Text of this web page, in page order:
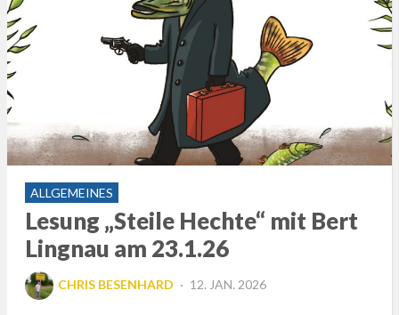
ALLGEMEINES
Lesung „Steile Hechte“ mit Bert
Lingnau am 23.1.26
CHRIS BESENHARD
POSTED
12. JAN. 2026